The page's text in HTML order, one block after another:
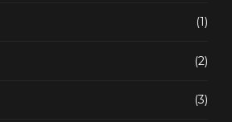
(1)
(2)
(3)